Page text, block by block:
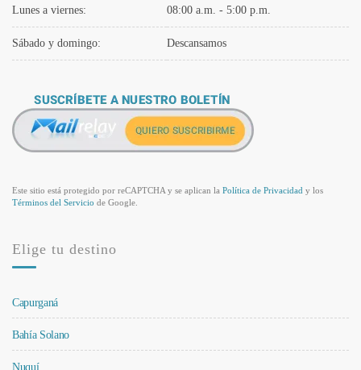
Lunes a viernes: 08:00 a.m. - 5:00 p.m.
Sábado y domingo: Descansamos
Este sitio está protegido por reCAPTCHA y se aplican la Política de Privacidad y los
Términos del Servicio de Google.
Elige tu destino
Capurganá
Bahía Solano
Nuquí